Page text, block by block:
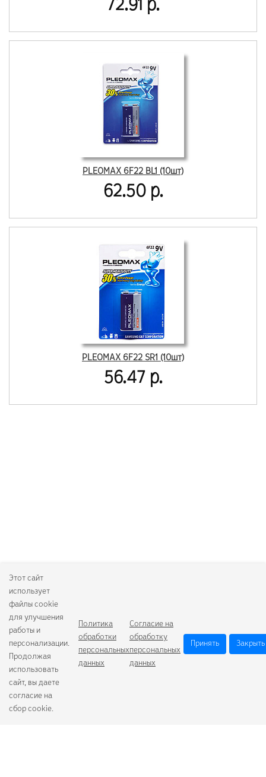
72.91 р.
PLEOMAX 6F22 BL1 (10шт)
62.50 р.
PLEOMAX 6F22 SR1 (10шт)
56.47 р.
Этот сайт
использует
файлы cookie
для улучшения
работы и
персонализации.
Продолжая
использовать
сайт, вы даете
согласие на
сбор cookie.
Политика
обработки
персональных
данных
Согласие на
обработку
персональных
данных
Принять Закрыть